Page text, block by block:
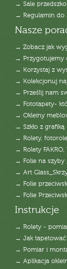
→ Sale
→ Regulamin do
Nasze
→ Zobacz jak
→ Przygotujemy
→ Korzystaj z
→ Kolekcjonuj
→ Prześlij nam
→ Fototapety-
→ Okleiny
→ Szkło z
→ Rolety,
→ Rolety FAKRO,
→ Folie na szyby
→ Art
→ Folie
→ Folie
Instrukcje
→ Rolety -
→ Jak
→ Pomiar i
→ Aplikacja